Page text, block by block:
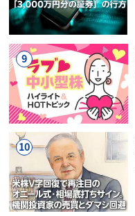
9
10